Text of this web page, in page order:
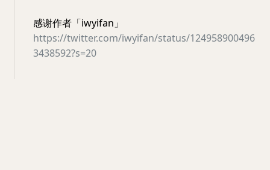
感谢作者「iwyifan」
https://twitter.com/iwyifan/status/124958900496
3438592?s=20